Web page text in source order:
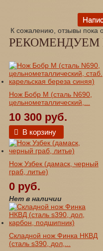
К сожалению, отзывы пока
РЕКОМЕНДУЕМ
Нож Бобр М (сталь N690,
цельнометаллический,...
10 300 руб.
В корзину
Нож Узбек (дамаск, черный
граб, литье)
0 руб.
Нет в наличии
Складной нож Финка НКВД
(сталь s390, дол,...